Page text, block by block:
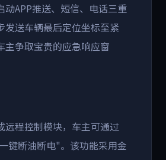
动APP推送、短信、电话三重
发送车辆最后定位坐标至紧
主争取宝贵的应急响应窗
远程控制模块，车主可通过
一键断油断电"。该功能采用金